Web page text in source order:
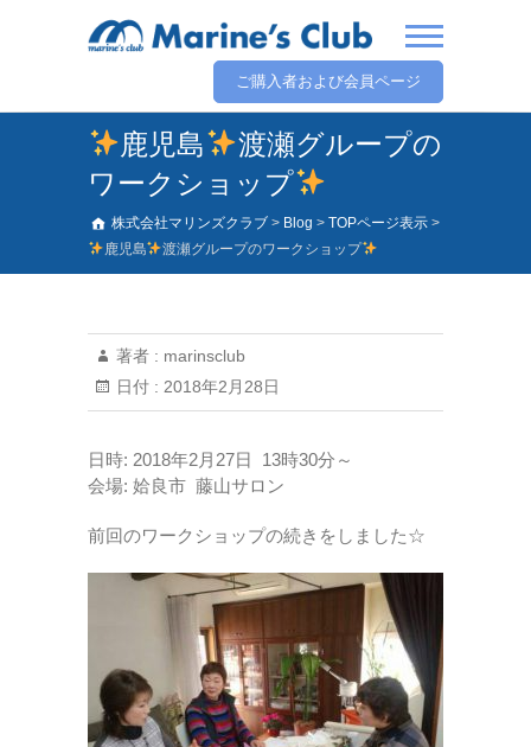
ご購入者および会員ページ
鹿児島
渡瀬グループの
ワークショップ
株式会社マリンズクラブ > Blog > TOPページ表示 >
鹿児島
渡瀬グループのワークショップ
著者 : marinsclub
日付 : 2018年2月28日
日時: 2018年2月27日 13時30分～
会場: 姶良市 藤山サロン
前回のワークショップの続きをしました☆